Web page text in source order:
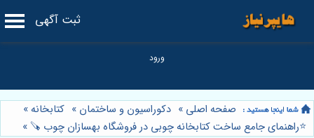
ثبت آگهی
صفحه اصلی » دکوراسیون و ساختمان » کتابخانه»
⭐️راهنمای جامع ساخت کتابخانه چوبی در فروشگاه بهسازان چوب 🪚
»